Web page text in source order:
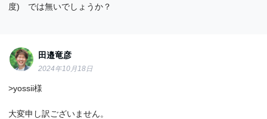
度) では無いでしょうか？
田邉竜彦
2024年10月18日
>yossii様
大変申し訳ございません。